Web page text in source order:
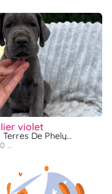
violet
Terres De Phelyzia
72610